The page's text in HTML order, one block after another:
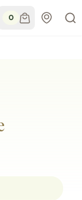
0